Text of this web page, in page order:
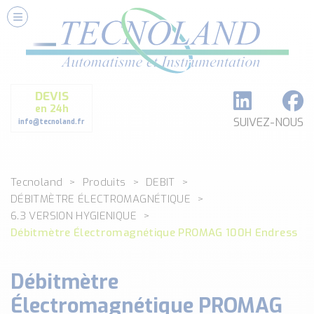
DEVIS
en 24h
info@tecnoland.fr SUIVEZ-NOUS
Nos Services
Conseils et Fourniture
Formation et Assistance
Architecture I-O Link multi fabricants
Classé par catégorie
DEBIT
DETECTION
ANALYSE PHYSICO-CHIMIQUE
ENREGISTREUR + ACQUISITION DE DONNEES
Voir toutes les catégories …
Tecnoland Produits
DEBIT
DÉBITMÈTRE ÉLECTROMAGNÉTIQUE
6.3 VERSION HYGIENIQUE
Débitmètre Électromagnétique PROMAG 100H Endress
Débitmètre
Électromagnétique PROMAG